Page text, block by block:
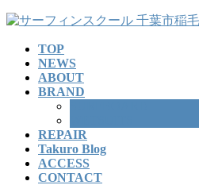
コ
ナ
TOP
NEWS
ABOUT
BRAND
REPAIR
Takuro Blog
ACCESS
CONTACT